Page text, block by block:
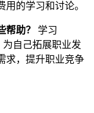
的学习和讨论。
助？
学习
自己拓展职业发
求，提升职业竞争